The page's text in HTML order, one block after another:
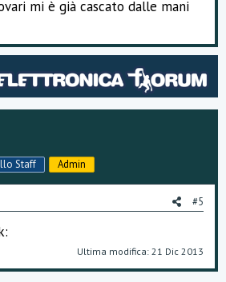
mi è già cascato dalle mani
Staff Admin
#5
Ultima modifica: 21 Dic 2013